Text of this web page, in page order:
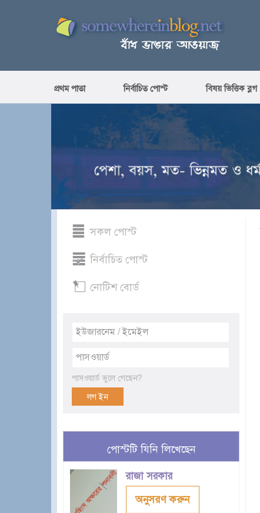
প্রথম পাতা নির্বাচিত পোস্ট বিষয় ভিত্তিক ব্লগ
সকল পোস্ট
নির্বাচিত পোস্ট
নোটিশ বোর্ড
পাসওয়ার্ড ভুলে গেছেন?
পোস্টটি যিনি লিখেছেন
রাজা সরকার
অনুসরণ করুন